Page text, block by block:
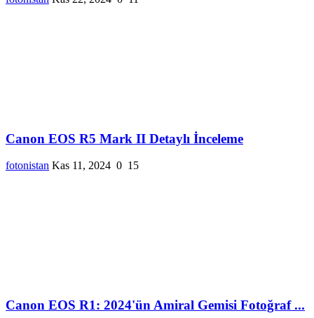
Canon EOS R5 Mark II Detaylı İnceleme
fotonistan Kas 11, 2024 0 15
Canon EOS R1: 2024'ün Amiral Gemisi Fotoğraf ...